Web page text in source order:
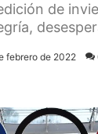
de
febrero de 2022